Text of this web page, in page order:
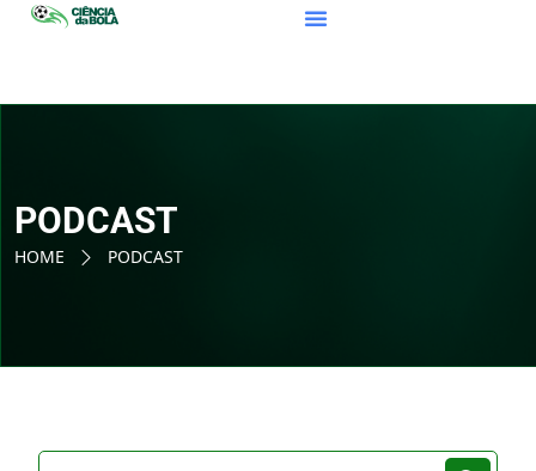
PODCAST
HOME PODCAST